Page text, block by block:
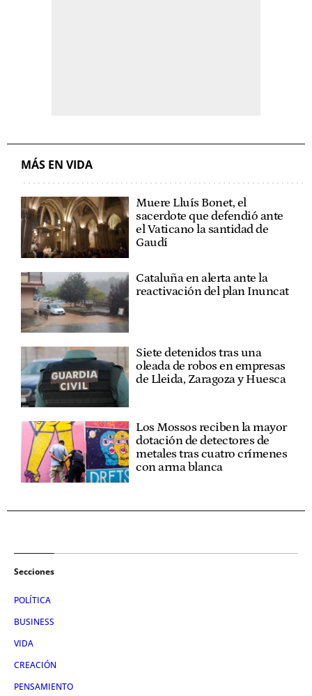
MÁS EN VIDA
Muere Lluís Bonet, el
sacerdote que defendió ante
el Vaticano la santidad de
Gaudí
Cataluña en alerta ante la
reactivación del plan Inuncat
Siete detenidos tras una
oleada de robos en empresas
de Lleida, Zaragoza y Huesca
Los Mossos reciben la mayor
dotación de detectores de
metales tras cuatro crímenes
con arma blanca
Secciones
POLÍTICA
BUSINESS
VIDA
CREACIÓN
PENSAMIENTO